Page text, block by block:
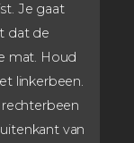
Je gaat
dat de
mat. Houd
linkerbeen.
van